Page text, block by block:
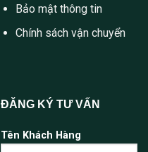
Bảo mật thông tin
Chính sách vận chuyển
ĐĂNG KÝ TƯ VẤN
Tên Khách Hàng